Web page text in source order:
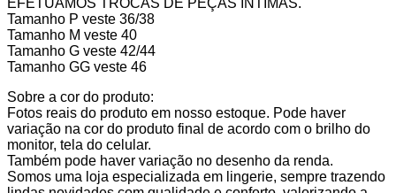
EFETUAMOS TROCAS DE PEÇAS INTIMAS.
Tamanho P veste 36/38
Tamanho M veste 40
Tamanho G veste 42/44
Tamanho GG veste 46
Sobre a cor do produto:
Fotos reais do produto em nosso estoque. Pode haver
variação na cor do produto final de acordo com o brilho do
monitor, tela do celular.
Também pode haver variação no desenho da renda.
Somos uma loja especializada em lingerie, sempre trazendo